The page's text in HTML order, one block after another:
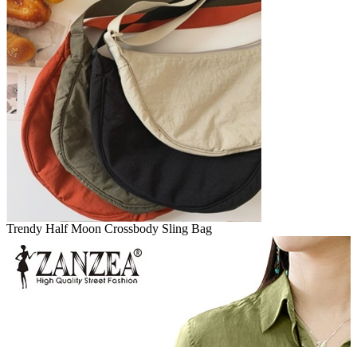
Trendy Half Moon Crossbody Sling Bag